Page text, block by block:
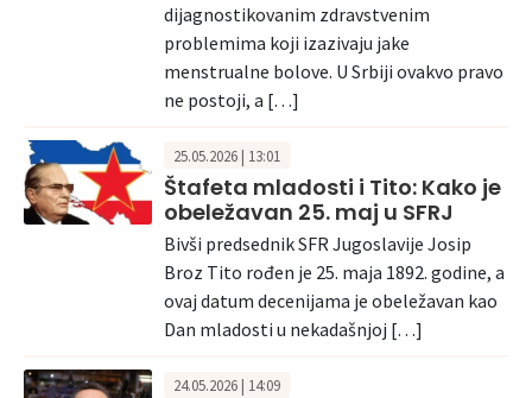
dijagnostikovanim zdravstvenim
problemima koji izazivaju jake
menstrualne bolove. U Srbiji ovakvo pravo
ne postoji, a […]
25.05.2026 | 13:01
Štafeta mladosti i Tito: Kako je
obeležavan 25. maj u SFRJ
Bivši predsednik SFR Jugoslavije Josip
Broz Tito rođen je 25. maja 1892. godine, a
ovaj datum decenijama je obeležavan kao
Dan mladosti u nekadašnjoj […]
24.05.2026 | 14:09